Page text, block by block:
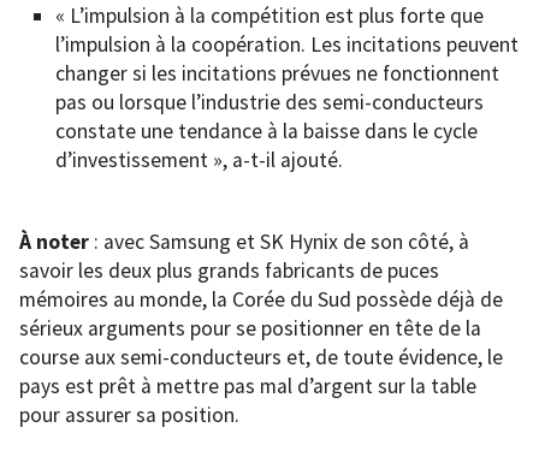
« L’impulsion à la compétition est plus forte que
l’impulsion à la coopération. Les incitations peuvent
changer si les incitations prévues ne fonctionnent
pas ou lorsque l’industrie des semi-conducteurs
constate une tendance à la baisse dans le cycle
d’investissement », a-t-il ajouté.
À noter : avec Samsung et SK Hynix de son côté, à
savoir les deux plus grands fabricants de puces
mémoires au monde, la Corée du Sud possède déjà de
sérieux arguments pour se positionner en tête de la
course aux semi-conducteurs et, de toute évidence, le
pays est prêt à mettre pas mal d’argent sur la table
pour assurer sa position.